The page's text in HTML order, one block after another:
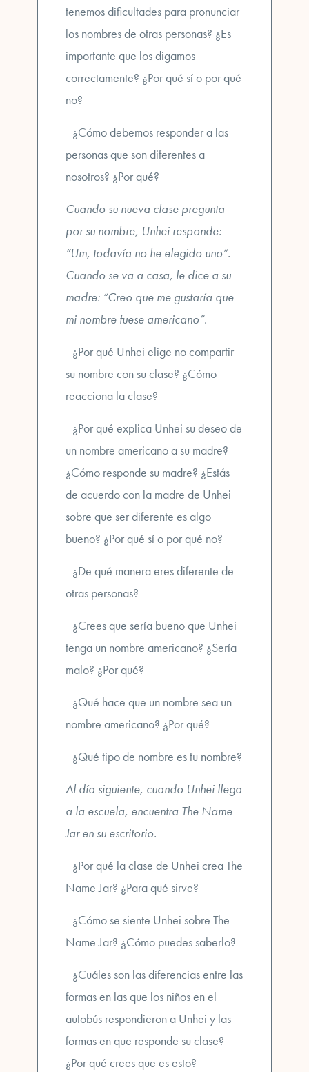
tenemos dificultades para pronunciar
los nombres de otras personas? ¿Es
importante que los digamos
correctamente? ¿Por qué sí o por qué
no?
¿Cómo debemos responder a las
personas que son diferentes a
nosotros? ¿Por qué?
Cuando su nueva clase pregunta
por su nombre, Unhei responde:
“Um, todavía no he elegido uno”.
Cuando se va a casa, le dice a su
madre: “Creo que me gustaría que
mi nombre fuese americano”.
¿Por qué Unhei elige no compartir
su nombre con su clase? ¿Cómo
reacciona la clase?
¿Por qué explica Unhei su deseo de
un nombre americano a su madre?
¿Cómo responde su madre? ¿Estás
de acuerdo con la madre de Unhei
sobre que ser diferente es algo
bueno? ¿Por qué sí o por qué no?
¿De qué manera eres diferente de
otras personas?
¿Crees que sería bueno que Unhei
tenga un nombre americano? ¿Sería
malo? ¿Por qué?
¿Qué hace que un nombre sea un
nombre americano? ¿Por qué?
¿Qué tipo de nombre es tu nombre?
Al día siguiente, cuando Unhei llega
a la escuela, encuentra The Name
Jar en su escritorio.
¿Por qué la clase de Unhei crea The
Name Jar? ¿Para qué sirve?
¿Cómo se siente Unhei sobre The
Name Jar? ¿Cómo puedes saberlo?
¿Cuáles son las diferencias entre las
formas en las que los niños en el
autobús respondieron a Unhei y las
formas en que responde su clase?
¿Por qué crees que es esto?